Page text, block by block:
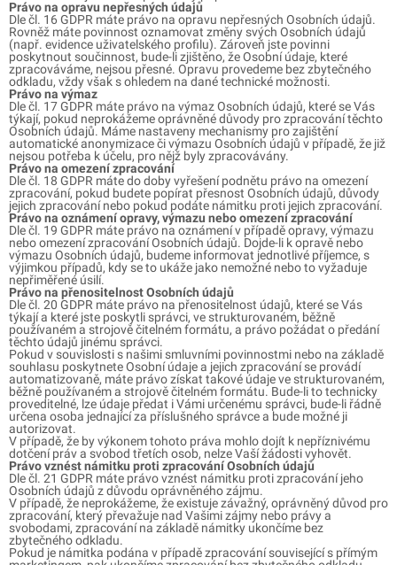
Právo na opravu nepřesných údajů
Dle čl. 16 GDPR máte právo na opravu nepřesných Osobních údajů.
Rovněž máte povinnost oznamovat změny svých Osobních údajů
(např. evidence uživatelského profilu). Zároveň jste povinni
poskytnout součinnost, bude-li zjištěno, že Osobní údaje, které
zpracováváme, nejsou přesné. Opravu provedeme bez zbytečného
odkladu, vždy však s ohledem na dané technické možnosti.
Právo na výmaz
Dle čl. 17 GDPR máte právo na výmaz Osobních údajů, které se Vás
týkají, pokud neprokážeme oprávněné důvody pro zpracování těchto
Osobních údajů. Máme nastaveny mechanismy pro zajištění
automatické anonymizace či výmazu Osobních údajů v případě, že již
nejsou potřeba k účelu, pro nějž byly zpracovávány.
Právo na omezení zpracování
Dle čl. 18 GDPR máte do doby vyřešení podnětu právo na omezení
zpracování, pokud budete popírat přesnost Osobních údajů, důvody
jejich zpracování nebo pokud podáte námitku proti jejich zpracování.
Právo na oznámení opravy, výmazu nebo omezení zpracování
Dle čl. 19 GDPR máte právo na oznámení v případě opravy, výmazu
nebo omezení zpracování Osobních údajů. Dojde-li k opravě nebo
výmazu Osobních údajů, budeme informovat jednotlivé příjemce, s
výjimkou případů, kdy se to ukáže jako nemožné nebo to vyžaduje
nepřiměřené úsilí.
Právo na přenositelnost Osobních údajů
Dle čl. 20 GDPR máte právo na přenositelnost údajů, které se Vás
týkají a které jste poskytli správci, ve strukturovaném, běžně
používaném a strojově čitelném formátu, a právo požádat o předání
těchto údajů jinému správci.
Pokud v souvislosti s našimi smluvními povinnostmi nebo na základě
souhlasu poskytnete Osobní údaje a jejich zpracování se provádí
automatizovaně, máte právo získat takové údaje ve strukturovaném,
běžně používaném a strojově čitelném formátu. Bude-li to technicky
proveditelné, lze údaje předat i Vámi určenému správci, bude-li řádně
určena osoba jednající za příslušného správce a bude možné ji
autorizovat.
V případě, že by výkonem tohoto práva mohlo dojít k nepříznivému
dotčení práv a svobod třetích osob, nelze Vaší žádosti vyhovět.
Právo vznést námitku proti zpracování Osobních údajů
Dle čl. 21 GDPR máte právo vznést námitku proti zpracování jeho
Osobních údajů z důvodu oprávněného zájmu.
V případě, že neprokážeme, že existuje závažný, oprávněný důvod pro
zpracování, který převažuje nad Vašimi zájmy nebo právy a
svobodami, zpracování na základě námitky ukončíme bez
zbytečného odkladu.
Pokud je námitka podána v případě zpracování související s přímým